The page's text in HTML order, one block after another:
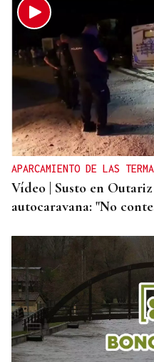
El sueño de
APARCAMIENTO DE LAS
Vídeo | Susto en
autocaravana: "No